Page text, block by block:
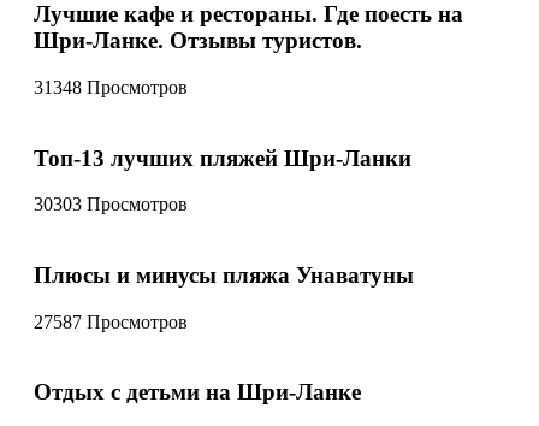
Лучшие кафе и рестораны. Где поесть на
Шри-Ланке. Отзывы туристов.
31348 Просмотров
Топ-13 лучших пляжей Шри-Ланки
30303 Просмотров
Плюсы и минусы пляжа Унаватуны
27587 Просмотров
Отдых с детьми на Шри-Ланке